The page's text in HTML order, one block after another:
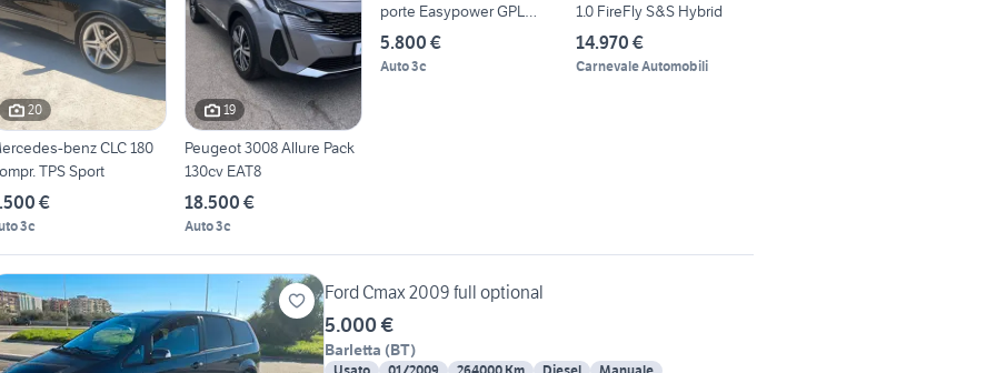
20
benz CLC 180
TPS Sport
€
3c
19
Peugeot 3008 Allure Pack
130cv EAT8
18.500 €
Auto 3c
porte Easypower GPL
Young
5.800 €
Auto 3c
1.0 FireFly S&S Hybrid
14.970 €
Carnevale Automobili
Ford Cmax 2009 full optional
5.000 €
Barletta (BT)